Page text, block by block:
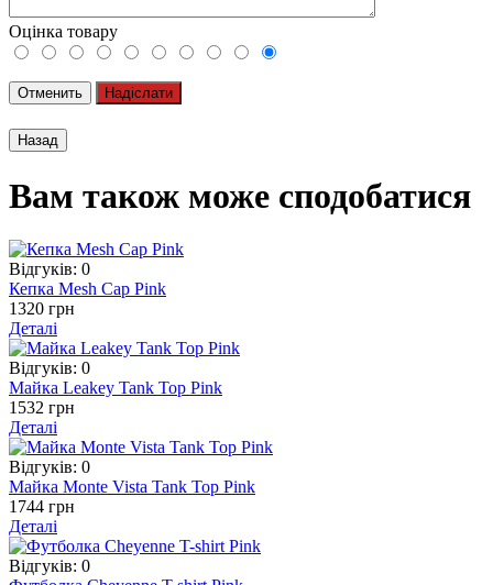
Оцінка товару
Отменить Надіслати
Вам також може сподобатися
Відгуків: 0
Кепка Mesh Cap Pink
1320 грн
Деталі
Відгуків: 0
Майка Leakey Tank Top Pink
1532 грн
Деталі
Відгуків: 0
Майка Monte Vista Tank Top Pink
1744 грн
Деталі
Відгуків: 0